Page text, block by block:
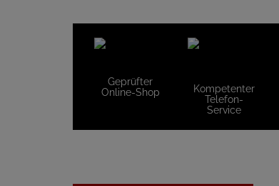
Geprüfter
Online-Shop
Kompetenter
Telefon-
Service